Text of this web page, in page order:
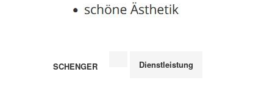
SCHENGER Dienstleistung